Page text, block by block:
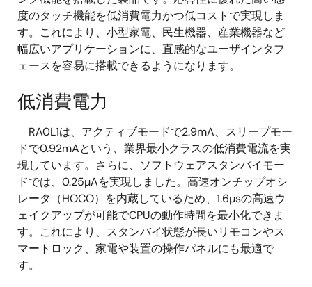
度のタッチ機能を低消費電力かつ低コストで実現しま
す。これにより、小型家電、民生機器、産業機器など
幅広いアプリケーションに、直感的なユーザインタフ
ェースを容易に搭載できるようになります。
低消費電力
RA0L1は、アクティブモードで2.9mA、スリープモー
ドで0.92mAという、業界最小クラスの低消費電流を実
現しています。さらに、ソフトウェアスタンバイモー
ドでは、0.25µAを実現しました。高速オンチップオシ
レータ（HOCO）を内蔵しているため、1.6µsの高速ウ
ェイクアップが可能でCPUの動作時間を最小化できま
す。これにより、スタンバイ状態が長いリモコンやス
マートロック、家電や装置の操作パネルにも最適で
す。